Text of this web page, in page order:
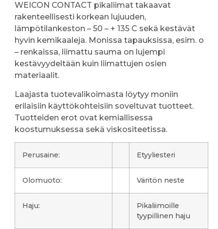
WEICON CONTACT pikaliimat takaavat
rakenteellisesti korkean lujuuden,
lämpötilankeston – 50 – + 135 C sekä kestävät
hyvin kemikaaleja. Monissa tapauksissa, esim. o
– renkaissa, liimattu sauma on lujempi
kestävyydeltään kuin liimattujen osien
materiaalit.
Laajasta tuotevalikoimasta löytyy moniin
erilaisiin käyttökohteisiin soveltuvat tuotteet.
Tuotteiden erot ovat kemiallisessa
koostumuksessa sekä viskositeetissa.
Perusaine: Etyyliesteri
Olomuoto: Väritön neste
Haju:
Pikaliimoille
tyypillinen haju